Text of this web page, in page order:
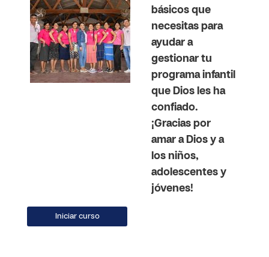
básicos que
necesitas para
ayudar a
gestionar tu
programa infantil
que Dios les ha
confiado.
¡Gracias por
amar a Dios y a
los niños,
adolescentes y
jóvenes!